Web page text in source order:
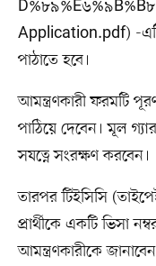
Application.pdf) -
পাঠাতে হবে।
আমন্ত্রণকারী ফরমটি
পাঠিয়ে দেবেন। মূল
সযত্নে সংরক্ষণ করবেন।
তারপর টিইসিসি
প্রার্থীকে একটি ভিসা
আমন্ত্রণকারীকে